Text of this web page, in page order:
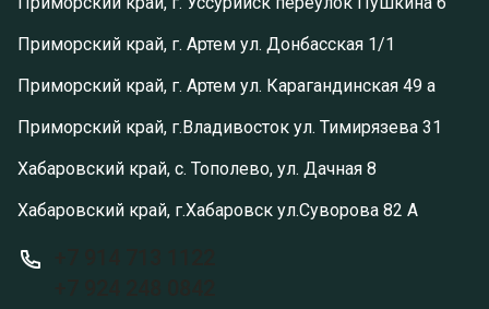
Приморский край, г. Артем ул. Донбасская 1/1
Приморский край, г. Артем ул. Карагандинская 49 а
Приморский край, г.Владивосток ул. Тимирязева 31
Хабаровский край, с. Тополево, ул. Дачная 8
Хабаровский край, г.Хабаровск ул.Суворова 82 А